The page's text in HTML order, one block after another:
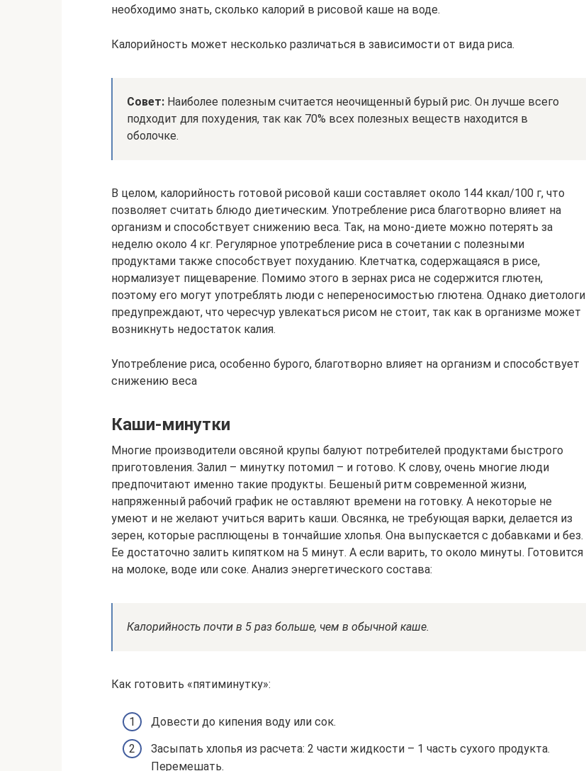
необходимо знать, сколько калорий в рисовой каше на воде.
Калорийность может несколько различаться в зависимости от вида риса.
Совет: Наиболее полезным считается неочищенный бурый рис. Он лучше всего
подходит для похудения, так как 70% всех полезных веществ находится в
оболочке.
В целом, калорийность готовой рисовой каши составляет около 144 ккал/100 г, что
позволяет считать блюдо диетическим. Употребление риса благотворно влияет на
организм и способствует снижению веса. Так, на моно-диете можно потерять за
неделю около 4 кг. Регулярное употребление риса в сочетании с полезными
продуктами также способствует похуданию. Клетчатка, содержащаяся в рисе,
нормализует пищеварение. Помимо этого в зернах риса не содержится глютен,
поэтому его могут употреблять люди с непереносимостью глютена. Однако диетологи
предупреждают, что чересчур увлекаться рисом не стоит, так как в организме может
возникнуть недостаток калия.
Употребление риса, особенно бурого, благотворно влияет на организм и способствует
снижению веса
Каши-минутки
Многие производители овсяной крупы балуют потребителей продуктами быстрого
приготовления. Залил – минутку потомил – и готово. К слову, очень многие люди
предпочитают именно такие продукты. Бешеный ритм современной жизни,
напряженный рабочий график не оставляют времени на готовку. А некоторые не
умеют и не желают учиться варить каши. Овсянка, не требующая варки, делается из
зерен, которые расплющены в тончайшие хлопья. Она выпускается с добавками и без.
Ее достаточно залить кипятком на 5 минут. А если варить, то около минуты. Готовится
на молоке, воде или соке. Анализ энергетического состава:
Калорийность почти в 5 раз больше, чем в обычной каше.
Как готовить «пятиминутку»:
Довести до кипения воду или сок.
Засыпать хлопья из расчета: 2 части жидкости – 1 часть сухого продукта.
Перемешать.